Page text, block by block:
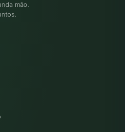
mão.